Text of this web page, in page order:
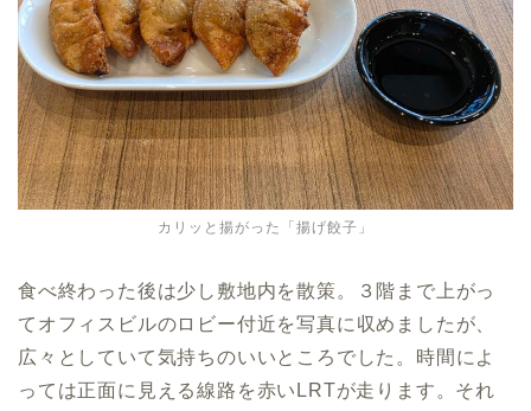
カリッと揚がった「揚げ餃子」
食べ終わった後は少し敷地内を散策。３階まで上がっ
てオフィスビルのロビー付近を写真に収めましたが、
広々としていて気持ちのいいところでした。時間によ
っては正面に見える線路を赤いLRTが走ります。それ